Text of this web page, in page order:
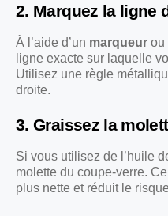
2. Marquez la ligne
À l’aide d’un marqueur ou
ligne exacte sur laquelle
Utilisez une règle
droite.
3. Graissez la
Si vous utilisez de l’huile
molette du coupe-verre.
plus nette et réduit le